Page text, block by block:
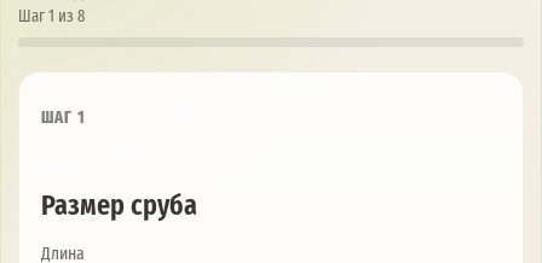
Шаг 1 из 8
ШАГ 1
Размер сруба
Длина